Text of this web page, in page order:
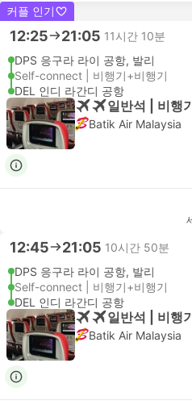
커플 인기
12:25 21:05 11시간 10분
DPS 응구라 라이 공항, 발리
Self-connect | 비행기+비행기
DEL 인디 라간디 공항
일반석 | 비행
Batik Air Malaysia
12:45 21:05 10시간 50분
DPS 응구라 라이 공항, 발리
Self-connect | 비행기+비행기
DEL 인디 라간디 공항
일반석 | 비행
Batik Air Malaysia